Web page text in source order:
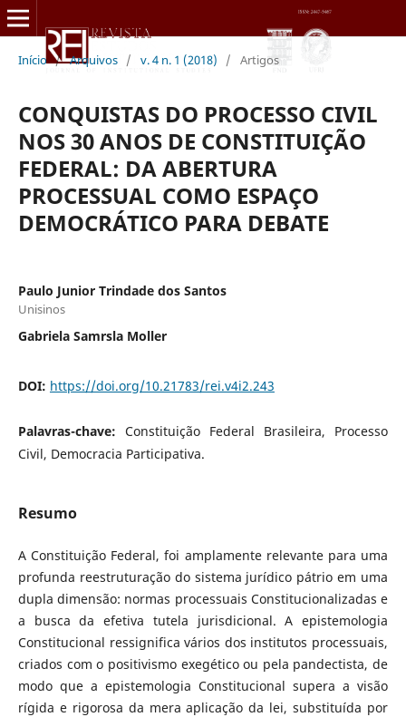
Início / Arquivos / v. 4 n. 1 (2018) / Artigos
CONQUISTAS DO PROCESSO CIVIL
NOS 30 ANOS DE CONSTITUIÇÃO
FEDERAL: DA ABERTURA
PROCESSUAL COMO ESPAÇO
DEMOCRÁTICO PARA DEBATE
Paulo Junior Trindade dos Santos
Unisinos
Gabriela Samrsla Moller
DOI: https://doi.org/10.21783/rei.v4i2.243
Palavras-chave: Constituição Federal Brasileira, Processo
Civil, Democracia Participativa.
Resumo
A Constituição Federal, foi amplamente relevante para uma
profunda reestruturação do sistema jurídico pátrio em uma
dupla dimensão: normas processuais Constitucionalizadas e
a busca da efetiva tutela jurisdicional. A epistemologia
Constitucional ressignifica vários dos institutos processuais,
criados com o positivismo exegético ou pela pandectista, de
modo que a epistemologia Constitucional supera a visão
rígida e rigorosa da mera aplicação da lei, substituída por